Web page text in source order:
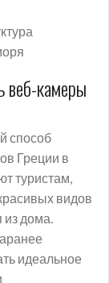
веб-камеры
способ
Греции в
туристам,
видов
из дома.
идеальное